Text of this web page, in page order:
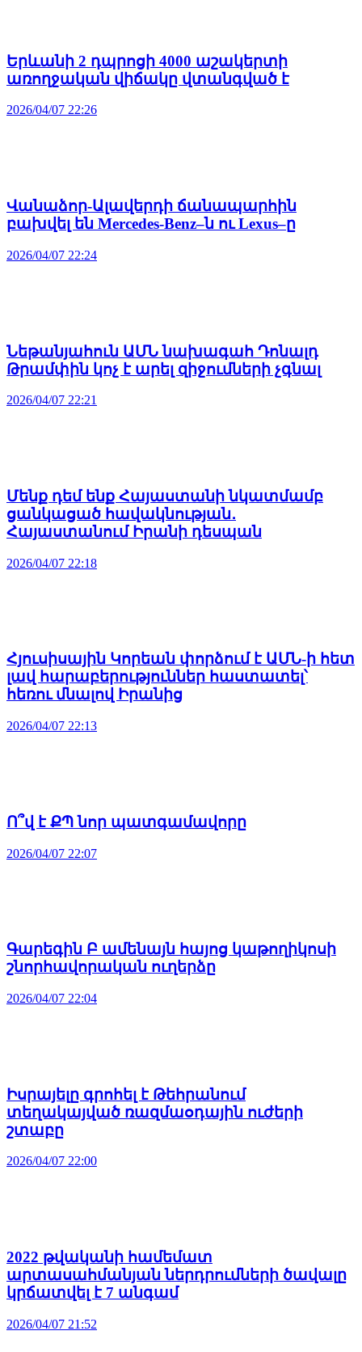
Երևանի 2 դպրոցի 4000 աշակերտի
առողջական վիճակը վտանգված է
2026/04/07 22:26
Վանաձոր-Ալավերդի ճանապարհին
բախվել են Mercedes-Benz–ն ու Lexus–ը
2026/04/07 22:24
Նեթանյահուն ԱՄՆ նախագահ Դոնալդ
Թրամփին կոչ է արել զիջումների չգնալ
2026/04/07 22:21
Մենք դեմ ենք Հայաստանի նկատմամբ
ցանկացած հավակնության․
Հայաստանում Իրանի դեսպան
2026/04/07 22:18
Հյուսիսային Կորեան փորձում է ԱՄՆ-ի հետ
լավ հարաբերություններ հաստատել՝
հեռու մնալով Իրանից
2026/04/07 22:13
Ո՞վ է ՔՊ նոր պատգամավորը
2026/04/07 22:07
Գարեգին Բ ամենայն հայոց կաթողիկոսի
շնորհավորական ուղերձը
2026/04/07 22:04
Իսրայելը գրոհել է Թեհրանում
տեղակայված ռազմաօդային ուժերի
շտաբը
2026/04/07 22:00
2022 թվականի համեմատ
արտասահմանյան ներդրումների ծավալը
կրճատվել է 7 անգամ
2026/04/07 21:52